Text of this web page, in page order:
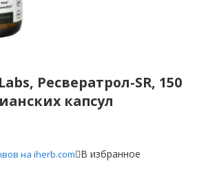
Ресвератрол-SR, 150
капсул
на iherb.com В избранное